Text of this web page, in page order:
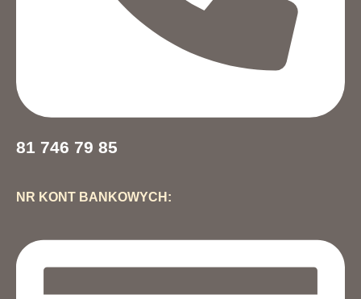
81 746 79 85
NR KONT BANKOWYCH: